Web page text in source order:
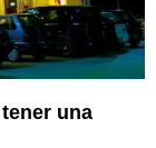
una